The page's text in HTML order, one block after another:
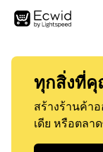
ทุกสิ่งที่คุ
สร้างร้านค้า
เดีย หรือตลา